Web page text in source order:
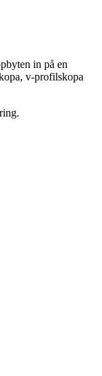
in på en
v-profilskopa